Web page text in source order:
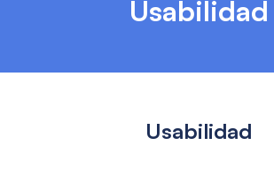
Usabilidad
Usabilidad